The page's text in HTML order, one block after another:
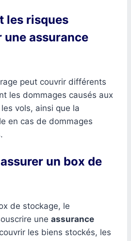
les risques
assurance
peut couvrir différents
les dommages causés aux
vols, ainsi que la
en cas de dommages
un box de
de stockage, le
une assurance
les biens stockés, les